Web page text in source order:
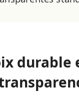
durable